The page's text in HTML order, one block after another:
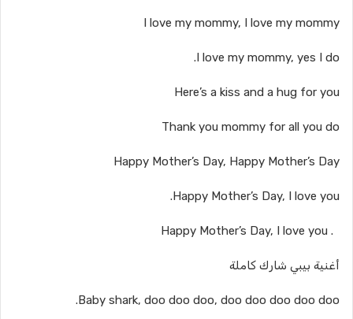
I love my mommy, I love my mommy
I love my mommy, yes I do.
Here’s a kiss and a hug for you
Thank you mommy for all you do
Happy Mother’s Day, Happy Mother’s Day
Happy Mother’s Day, I love you.
. Happy Mother’s Day, I love you
أغنية بيبي شارك كاملة
Baby shark, doo doo doo, doo doo doo doo doo.